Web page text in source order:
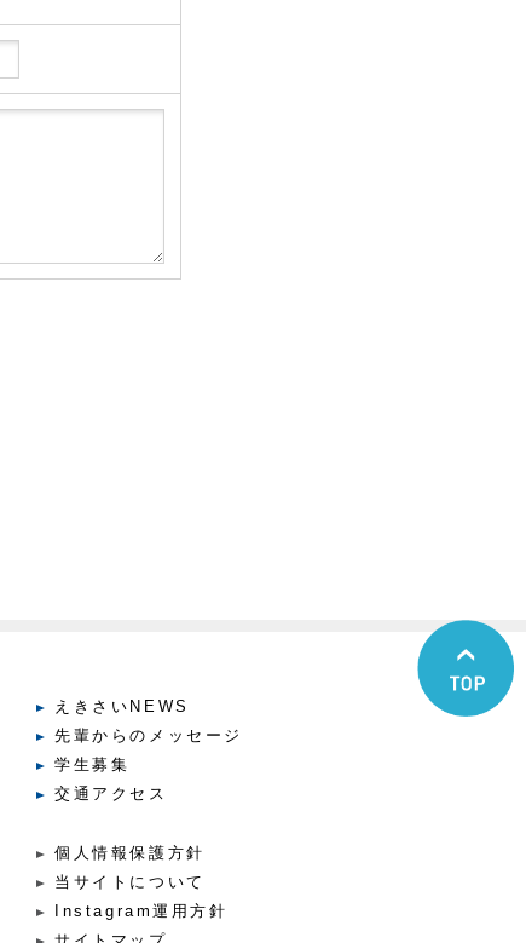
えきさいNEWS
先輩からのメッセージ
学生募集
交通アクセス
個人情報保護方針
当サイトについて
Instagram運用方針